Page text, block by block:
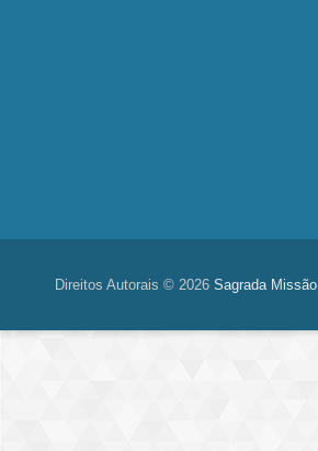
Direitos Autorais © 2026 Sagrada Missão